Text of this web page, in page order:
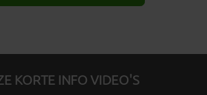
KORTE INFO VIDEO'S